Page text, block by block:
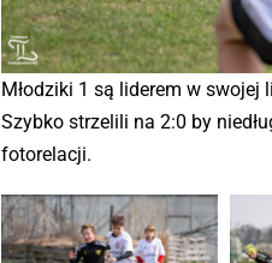
Młodziki 1 są liderem w
Szybko strzelili na 2:0 by
fotorelacji.